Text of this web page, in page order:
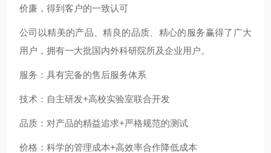
价廉，得到客户的一致认可
公司以精美的产品、精良的品质、精心的服务赢得了广大
用户，拥有一大批国内外科研院所及企业用户。
服务：具有完备的售后服务体系
技术：自主研发+高校实验室联合开发
品质：对产品的精益追求+严格规范的测试
价格：科学的管理成本+高效率合作降低成本